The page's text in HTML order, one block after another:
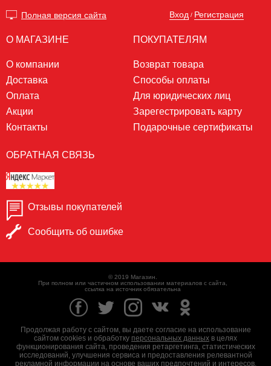
Полная версия сайта Вход / Регистрация
О МАГАЗИНЕ
О компании
Доставка
Оплата
Акции
Контакты
ПОКУПАТЕЛЯМ
Возврат товара
Способы оплаты
Для юридических лиц
Зарегестрировать карту
Подарочные сертификаты
ОБРАТНАЯ СВЯЗЬ
Отзывы покупателей
Сообщить об ошибке
© 2019 Магазин.
При полном или частичном использовании материалов с сайта,
ссылка на источник обязательна
Продолжая работу с сайтом, вы даете согласие на использование
сайтом cookies и обработку персональных данных в целях
функционирования сайта, проведения ретаргетинга, статистических
исследований, улучшения сервиса и предоставления релевантной
рекламной информации на основе ваших предпочтений и интересов.